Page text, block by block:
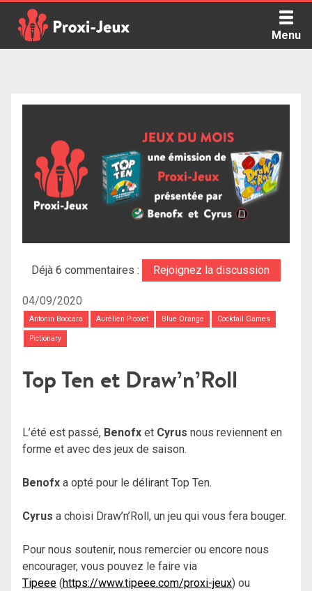
content
Menu
Déjà 6 commentaires : Rejoignez la discussion
04/09/2020
Antonin Boccara Aurélien Picolet Blue Orange Cocktail Games
Pictionary
Top Ten et Draw’n’Roll
L’été est passé, Benofx et Cyrus nous reviennent en
forme et avec des jeux de saison.
Benofx a opté pour le délirant Top Ten.
Cyrus a choisi Draw’n’Roll, un jeu qui vous fera bouger.
Pour nous soutenir, nous remercier ou encore nous
encourager, vous pouvez le faire via
Tipeee (https://www.tipeee.com/proxi-jeux) ou